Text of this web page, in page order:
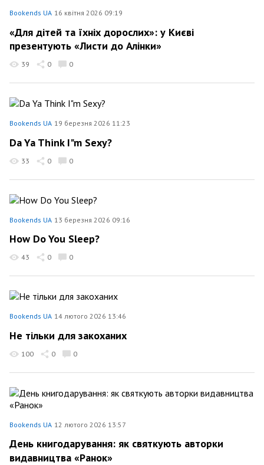
Bookends UA 16 квітня 2026 09:19
«Для дітей та їхніх дорослих»: у Києві
презентують «Листи до Алінки»
39 0 0
Bookends UA 19 березня 2026 11:23
Da Ya Think I"m Sexy?
33 0 0
Bookends UA 13 березня 2026 09:16
How Do You Sleep?
43 0 0
Bookends UA 14 лютого 2026 13:46
Не тільки для закоханих
100 0 0
Bookends UA 12 лютого 2026 13:57
День книгодарування: як святкують авторки
видавництва «Ранок»